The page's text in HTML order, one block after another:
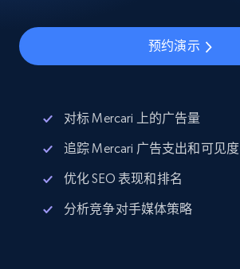
预约演示
对标 Mercari 上的广告量
追踪 Mercari 广告支出和可见度
优化 SEO 表现和排名
分析竞争对手媒体策略